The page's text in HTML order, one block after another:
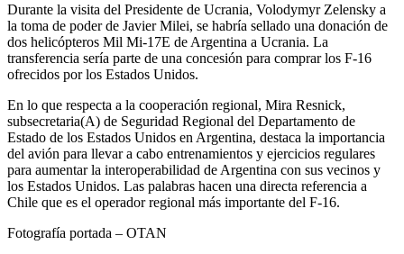
Durante la visita del Presidente de Ucrania, Volodymyr Zelensky a
la toma de poder de Javier Milei, se habría sellado una donación de
dos helicópteros Mil Mi-17E de Argentina a Ucrania. La
transferencia sería parte de una concesión para comprar los F-16
ofrecidos por los Estados Unidos.
En lo que respecta a la cooperación regional, Mira Resnick,
subsecretaria(A) de Seguridad Regional del Departamento de
Estado de los Estados Unidos en Argentina, destaca la importancia
del avión para llevar a cabo entrenamientos y ejercicios regulares
para aumentar la interoperabilidad de Argentina con sus vecinos y
los Estados Unidos. Las palabras hacen una directa referencia a
Chile que es el operador regional más importante del F-16.
Fotografía portada – OTAN